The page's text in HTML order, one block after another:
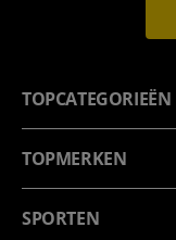
TOPCATEGORIEËN
TOPMERKEN
SPORTEN